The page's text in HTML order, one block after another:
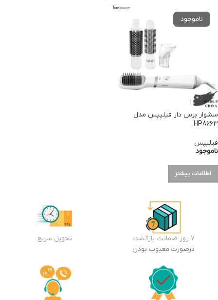
سشوار برس دار فیلیپس مدل
HP8663
فیلیپس
ناموجود
اطلاعات بیشتر
7 روز ضمانت بازگشت
درصورت معیوب بودن
تحویل سریع